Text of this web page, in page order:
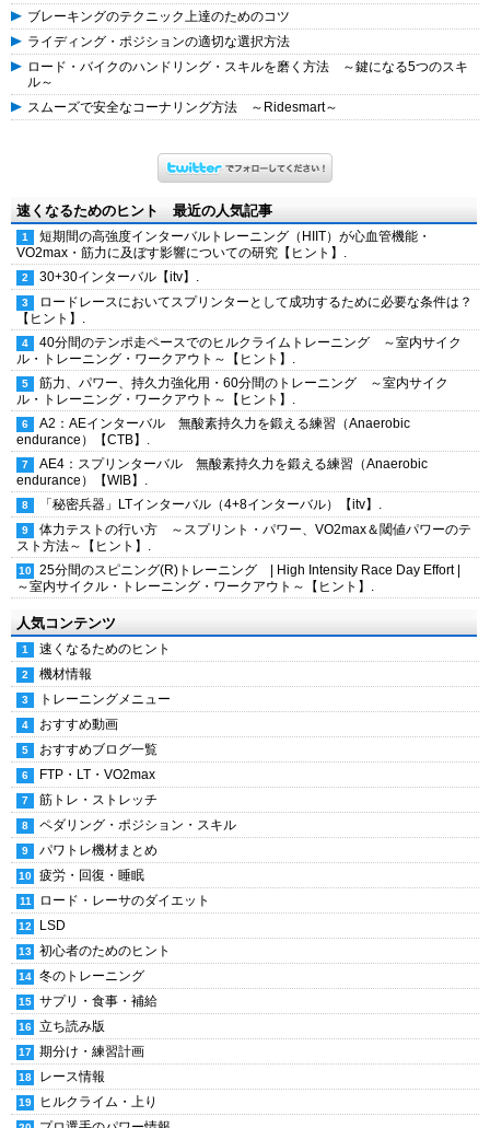
ブレーキングのテクニック上達のためのコツ
ライディング・ポジションの適切な選択方法
ロード・バイクのハンドリング・スキルを磨く方法 ～鍵になる5つのスキ
ル～
スムーズで安全なコーナリング方法 ～Ridesmart～
速くなるためのヒント 最近の人気記事
短期間の高強度インターバルトレーニング（HIIT）が心血管機能・
VO2max・筋力に及ぼす影響についての研究【ヒント】.
30+30インターバル【itv】.
ロードレースにおいてスプリンターとして成功するために必要な条件は？
【ヒント】.
40分間のテンポ走ペースでのヒルクライムトレーニング ～室内サイク
ル・トレーニング・ワークアウト～【ヒント】.
筋力、パワー、持久力強化用・60分間のトレーニング ～室内サイク
ル・トレーニング・ワークアウト～【ヒント】.
A2：AEインターバル 無酸素持久力を鍛える練習（Anaerobic
endurance）【CTB】.
AE4：スプリンターバル 無酸素持久力を鍛える練習（Anaerobic
endurance）【WIB】.
「秘密兵器」LTインターバル（4+8インターバル）【itv】.
体力テストの行い方 ～スプリント・パワー、VO2max＆閾値パワーのテ
スト方法～【ヒント】.
25分間のスピニング(R)トレーニング | High Intensity Race Day Effort |
～室内サイクル・トレーニング・ワークアウト～【ヒント】.
人気コンテンツ
速くなるためのヒント
機材情報
トレーニングメニュー
おすすめ動画
おすすめブログ一覧
FTP・LT・VO2max
筋トレ・ストレッチ
ペダリング・ポジション・スキル
パワトレ機材まとめ
疲労・回復・睡眠
ロード・レーサのダイエット
LSD
初心者のためのヒント
冬のトレーニング
サプリ・食事・補給
立ち読み版
期分け・練習計画
レース情報
ヒルクライム・上り